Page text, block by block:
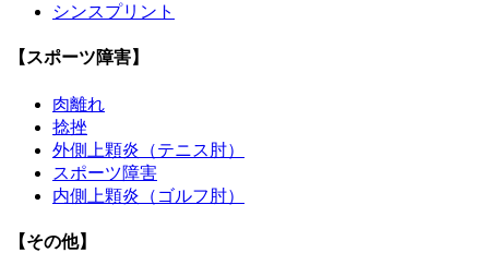
シンスプリント
【スポーツ障害】
肉離れ
捻挫
外側上顆炎（テニス肘）
スポーツ障害
内側上顆炎（ゴルフ肘）
【その他】